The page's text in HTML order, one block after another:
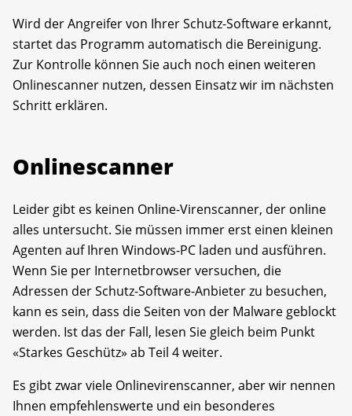
Wird der Angreifer von Ihrer Schutz-Software erkannt,
startet das Programm automatisch die Bereinigung.
Zur Kontrolle können Sie auch noch einen weiteren
Onlinescanner nutzen, dessen Einsatz wir im nächsten
Schritt erklären.
Onlinescanner
Leider gibt es keinen Online-Virenscanner, der online
alles untersucht. Sie müssen immer erst einen kleinen
Agenten auf Ihren Windows-PC laden und ausführen.
Wenn Sie per Internetbrowser versuchen, die
Adressen der Schutz-Software-Anbieter zu besuchen,
kann es sein, dass die Seiten von der Malware geblockt
werden. Ist das der Fall, lesen Sie gleich beim Punkt
«Starkes Geschütz» ab Teil 4 weiter.
Es gibt zwar viele Onlinevirenscanner, aber wir nennen
Ihnen empfehlenswerte und ein besonderes